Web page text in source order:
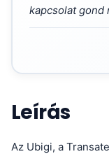
kapcsolat gond
Leírás
Az Ubigi, a